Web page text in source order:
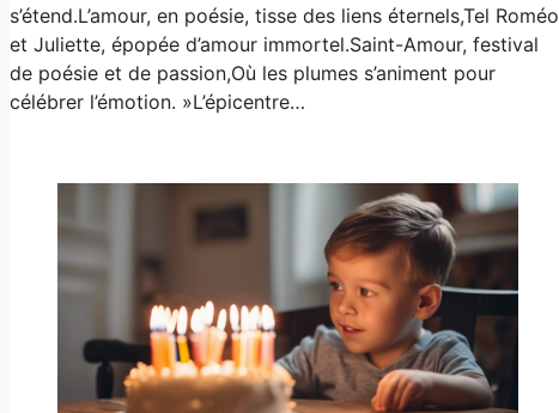
s’étend.L’amour, en poésie, tisse des liens éternels,Tel Roméo
et Juliette, épopée d’amour immortel.Saint-Amour, festival
de poésie et de passion,Où les plumes s’animent pour
célébrer l’émotion. »L’épicentre…